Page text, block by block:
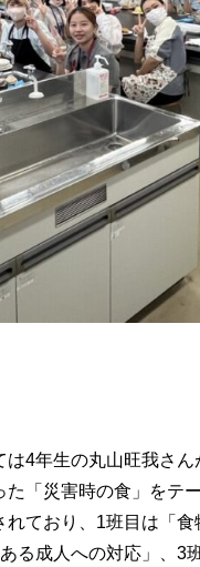
は4年生の丸山旺我さ
「災害時の食」をテ
ており、 1班目は「食
る成人への対応」、 3